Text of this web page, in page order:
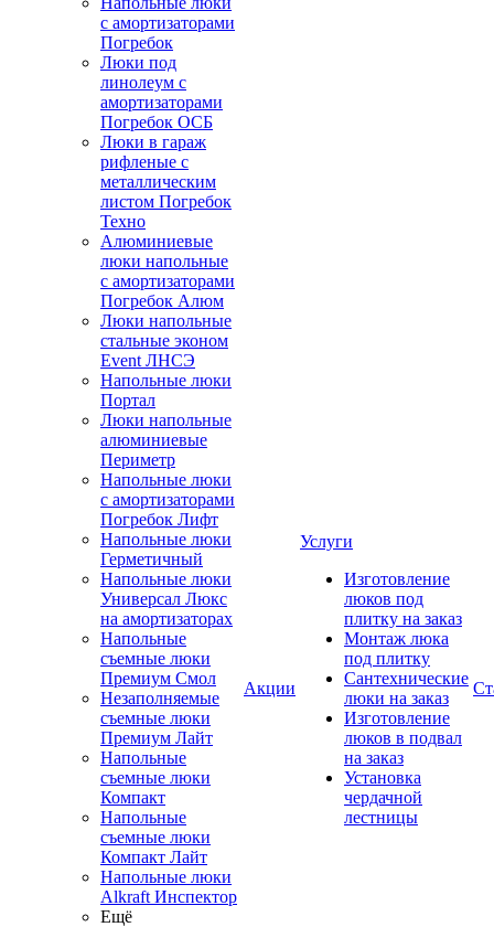
с амортизаторами
Погребок
Люки под
линолеум с
амортизаторами
Погребок ОСБ
Люки в гараж
рифленые с
металлическим
листом Погребок
Техно
Алюминиевые
люки напольные
с амортизаторами
Погребок Алюм
Люки напольные
стальные эконом
Event ЛНСЭ
Напольные люки
Портал
Люки напольные
алюминиевые
Периметр
Напольные люки
с амортизаторами
Погребок Лифт
Напольные люки
Герметичный
Напольные люки
Универсал Люкс
на амортизаторах
Напольные
съемные люки
Премиум Смол
Незаполняемые
съемные люки
Премиум Лайт
Напольные
съемные люки
Компакт
Напольные
съемные люки
Компакт Лайт
Напольные люки
Alkraft Инспектор
Ещё
Акции
Услуги
Изготовление
люков под
плитку на заказ
Монтаж люка
под плитку
Сантехнические
люки на заказ
Изготовление
люков в подвал
на заказ
Установка
чердачной
лестницы